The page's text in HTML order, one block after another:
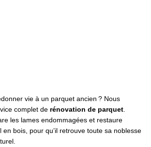
vie à un parquet ancien ? Nous
complet de rénovation de parquet
les lames endommagées et restaure
en bois, pour qu’il retrouve toute sa noblesse